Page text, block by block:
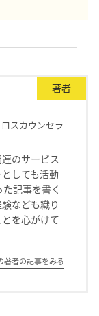
著者
スカウンセラ
のサービス
しても活動
記事を書く
なども織り
を心がけて
著者の記事をみる